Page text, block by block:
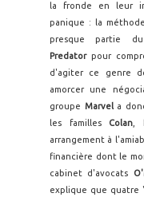
la fronde en leur
panique : la
presque partie
Predatorpour
d'agiter ce genre
amorcer une
groupe Marvela
les familles Colan
arrangement à
financière dont le
cabinet d'avocats
explique que quatre